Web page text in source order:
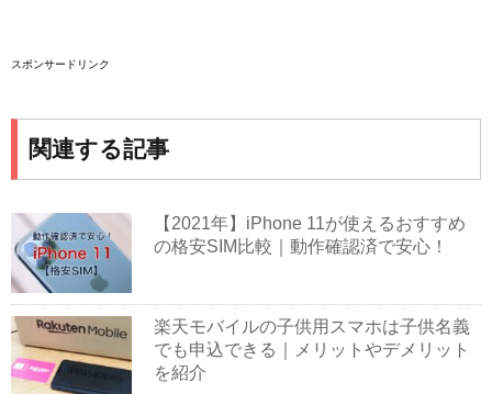
スポンサードリンク
関連する記事
【2021年】iPhone 11が使えるおすすめ
の格安SIM比較｜動作確認済で安心！
楽天モバイルの子供用スマホは子供名義
でも申込できる｜メリットやデメリット
を紹介